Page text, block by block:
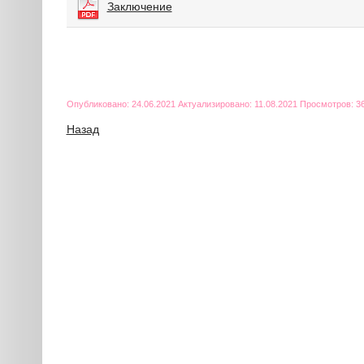
Заключение
Опубликовано: 24.06.2021 Актуализировано: 11.08.2021 Просмотров:
Назад